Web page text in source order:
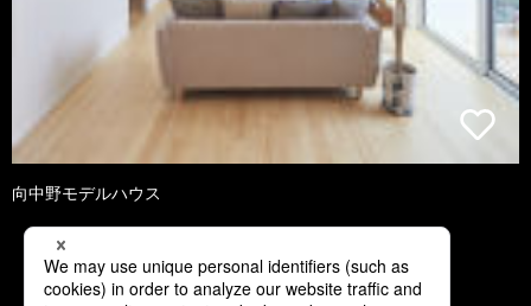
向中野モデルハウス
1 2 3 4 5